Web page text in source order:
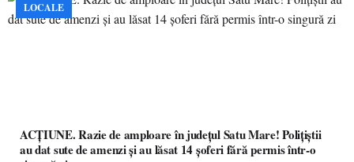
LOCALE
ACȚIUNE. Razie de amploare în județul Satu Mare! Polițiștii
au dat sute de amenzi și au lăsat 14 șoferi fără permis într-o